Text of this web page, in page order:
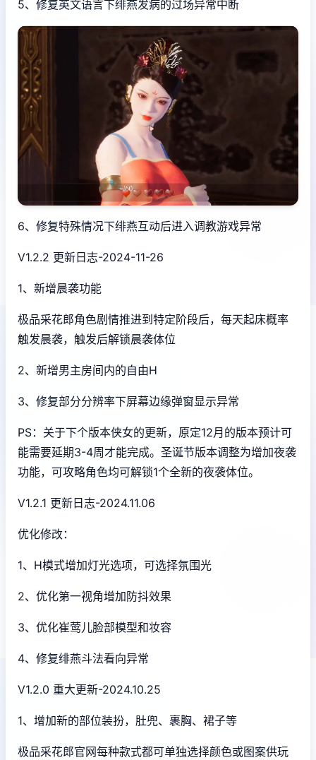
5、修复英文语言下绯燕发病的过场异常中断
6、修复特殊情况下绯燕互动后进入调教游戏异常
V1.2.2 更新日志-2024-11-26
1、新增晨袭功能
极品采花郎角色剧情推进到特定阶段后，每天起床概率
触发晨袭，触发后解锁晨袭体位
2、新增男主房间内的自由H
3、修复部分分辨率下屏幕边缘弹窗显示异常
PS：关于下个版本侠女的更新，原定12月的版本预计可
能需要延期3-4周才能完成。圣诞节版本调整为增加夜袭
功能，可攻略角色均可解锁1个全新的夜袭体位。
V1.2.1 更新日志-2024.11.06
优化修改：
1、H模式增加灯光选项，可选择氛围光
2、优化第一视角增加防抖效果
3、优化崔莺儿脸部模型和妆容
4、修复绯燕斗法看向异常
V1.2.0 重大更新-2024.10.25
1、增加新的部位装扮，肚兜、裹胸、裙子等
极品采花郎官网每种款式都可单独选择颜色或图案供玩